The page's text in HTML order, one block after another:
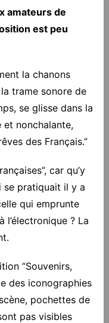
amateurs de
est peu
la chanons
trame sonore de
se glisse dans la
et nonchalante,
des Français.”
car qu’y
se pratiquait il y a
qui emprunte
l’électronique ? La
“Souvenirs,
des iconographies
pochettes de
pas visibles